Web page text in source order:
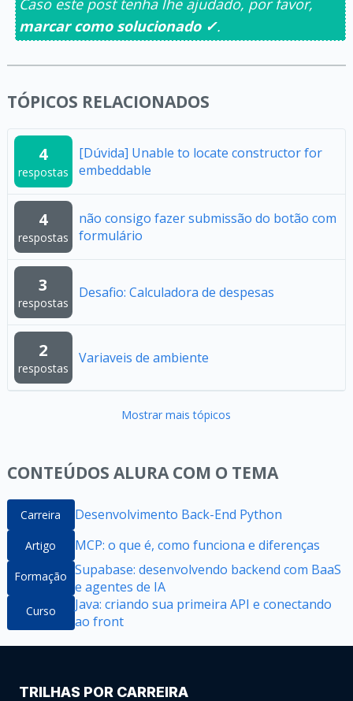
marcar como solucionado ✓.
TÓPICOS RELACIONADOS
4
respostas
[Dúvida] Unable to locate constructor for
embeddable
4
respostas
não consigo fazer submissão do botão com
formulário
3
respostas
Desafio: Calculadora de despesas
2
respostas
Variaveis de ambiente
Mostrar mais tópicos
CONTEÚDOS ALURA COM O TEMA
Carreira Desenvolvimento Back-End Python
Artigo MCP: o que é, como funciona e diferenças
Formação Supabase: desenvolvendo backend com BaaS
e agentes de IA
Curso
Java: criando sua primeira API e conectando
ao front
TRILHAS POR CARREIRA